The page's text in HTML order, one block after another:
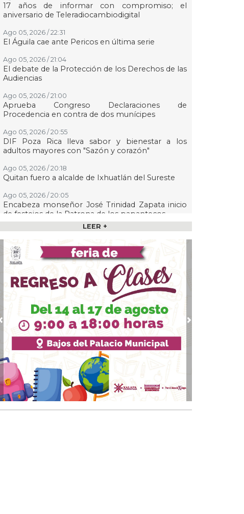
17 años de informar con compromiso; el
aniversario de Teleradiocambiodigital
Ago 05, 2026 / 22:31
El Águila cae ante Pericos en última serie
Ago 05, 2026 / 21:04
El debate de la Protección de los Derechos de las
Audiencias
Ago 05, 2026 / 21:00
Aprueba Congreso Declaraciones de
Procedencia en contra de dos munícipes
Ago 05, 2026 / 20:55
DIF Poza Rica lleva sabor y bienestar a los
adultos mayores con "Sazón y corazón"
Ago 05, 2026 / 20:18
Quitan fuero a alcalde de Ixhuatlán del Sureste
Ago 05, 2026 / 20:05
Encabeza monseñor José Trinidad Zapata inicio
de festejos de la Patrona de los papantecos
Ago 05, 2026 / 19:46
Entrega DIF Municipal de Veracruz cerca de 100
credenciales de discapacidad
En Rincón de la Marquesa hubo retiro de árboles
por representar riesgos; no es tala ilegal
Ago 05, 2026 / 18:42
Alcalde de Úrsulo Galván, Veracruz es desaforado
Ago 05, 2026 / 18:17
Alcalde de Úrsulo Galván abandona el Congreso
previo a la votación de su desafuero
Ago 05, 2026 / 18:00
Más boqueños se afilian al Centro Médico Santa
Ana
LEER +
Previous Next